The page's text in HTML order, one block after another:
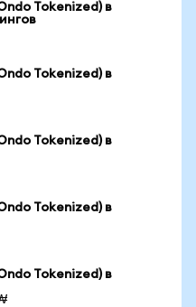
Tokenized) в
Tokenized) в
Tokenized) в
Tokenized) в
Tokenized) в